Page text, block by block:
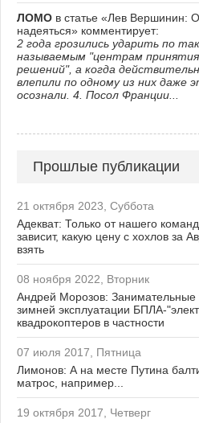
ЛОМО в статье «Лев Вершинин:
надеяться» комментирует:
2 года грозились ударить по так
называемым "центрам принятия
решений", а когда
влепили по одному из них даже
осознали. 4. Посол Франции...
Прошлые публикации
21 октября 2023, Суббота
Адекват: Только от нашего
зависит, какую цену с хохлов за
взять
08 ноября 2022, Вторник
Андрей Морозов: Занимательные
зимней эксплуатации БПЛА-
квадрокоптеров в частности
07 июля 2017, Пятница
Лимонов: А на месте Путина
матрос, например...
19 октября 2017, Четверг